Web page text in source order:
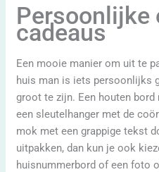
Persoonlijke
cadeaus
Een mooie manier om uit te
huis man is iets persoonlijks
groot te zijn. Een houten bord
een sleutelhanger met de
mok met een grappige tekst
uitpakken, dan kun je ook
huisnummerbord of een foto